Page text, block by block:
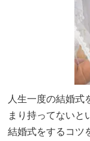
人生一度の結婚式
まり持ってないと
結婚式をするコツ